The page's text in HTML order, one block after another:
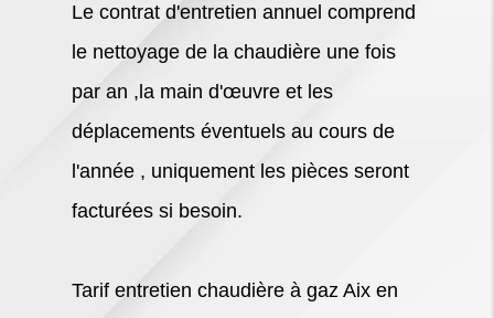
Le contrat d'entretien annuel comprend
le nettoyage de la chaudière une fois
par an ,la main d'œuvre et les
déplacements éventuels au cours de
l'année , uniquement les pièces seront
facturées si besoin.
Tarif entretien chaudière à gaz Aix en